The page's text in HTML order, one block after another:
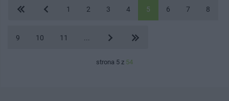
1 2 3 4 5 6 7 8
9 10 11
strona 5 z 54